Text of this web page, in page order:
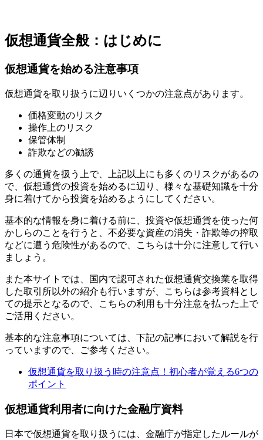
仮想通貨全般：はじめに
仮想通貨を始める注意事項
仮想通貨を取り扱うに辺りいくつかの注意点があります。
価格変動のリスク
操作上のリスク
保管体制
詐欺などの勧誘
多くの通貨を扱う上で、上記以上にも多くのリスクがあるの
で、仮想通貨の投資を始めるに辺り、様々な基礎知識を十分
身に着けてから投資を始めるようにしてください。
基本的な情報を身に着ける前に、投資や仮想通貨を使った何
かしらのことを行うと、不必要な資産の消失・詐欺等の搾取
などに遭う危険性があるので、こちらは十分に注意して行い
ましょう。
また本サイトでは、国内で認可された仮想通貨交換業を取得
した取引所以外の紹介も行いますが、こちらは参考資料とし
ての提示となるので、こちらの利用も十分注意を払った上で
ご活用ください。
基本的な注意事項については、下記の記事において解説を行
っていますので、ご参考ください。
仮想通貨を取り扱う時の注意点！初心者が覚える6つの
ポイント
仮想通貨利用者に向けた金融庁資料
日本で仮想通貨を取り扱うには、金融庁が指定したルールが